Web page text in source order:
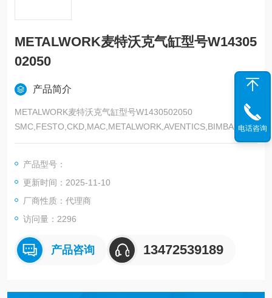
METALWORK麦特沃克气缸型号W14305
02050
产品简介
METALWORK麦特沃克气缸型号W1430502050
SMC,FESTO,CKD,MAC,METALWORK,AVENTICS,BIMBA,CHE
LIC,KOGANEI,以上是我们主营产品，气动类的都可以发来询价
产品型号：
更新时间：2025-11-10
厂商性质：代理商
访问量：2296
产品咨询 13472539189
电话咨询